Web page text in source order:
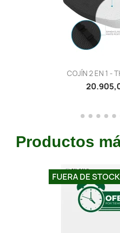
COJÍN 2 EN 1 -
Productos
FUERA DE STOCK